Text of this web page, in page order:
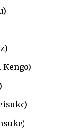
Kengo)